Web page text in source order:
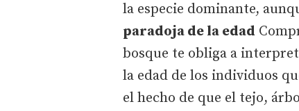
la especie dominante,
paradoja de la edad
bosque te obliga a
la edad de los individuos
el hecho de que el tejo,